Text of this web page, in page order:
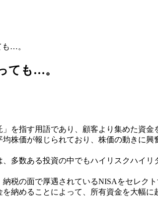
…。
ても…。
を指す用語であり、顧客より集めた資
均株価が報じられており、株価の動きに
多数ある投資の中でもハイリスクハイ
税の面で厚遇されているNISAをセレク
納めることによって、所有資金を大幅